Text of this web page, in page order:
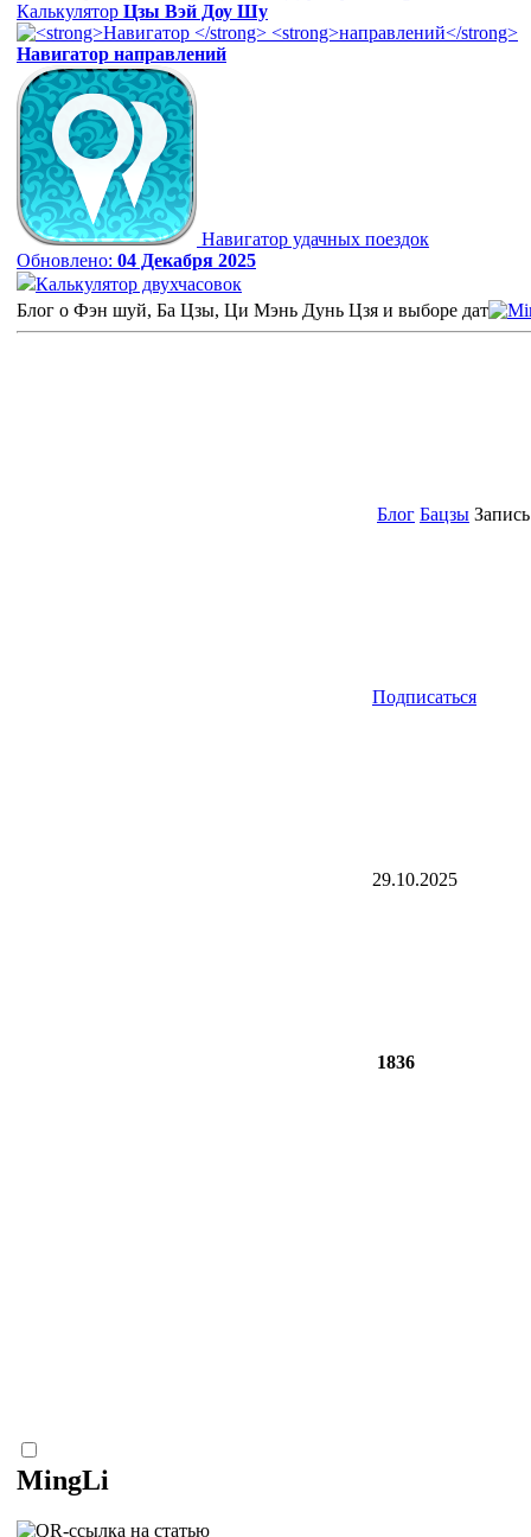
Калькулятор Цзы Вэй Доу Шу
Навигатор направлений
Навигатор удачных поездок
Обновлено: 04 Декабря 2025
Калькулятор двухчасовок
Блог о Фэн шуй, Ба Цзы, Ци Мэнь Дунь Цзя и выборе дат
Блог Бацзы
Подписаться
29.10.2025
1836
MingLi